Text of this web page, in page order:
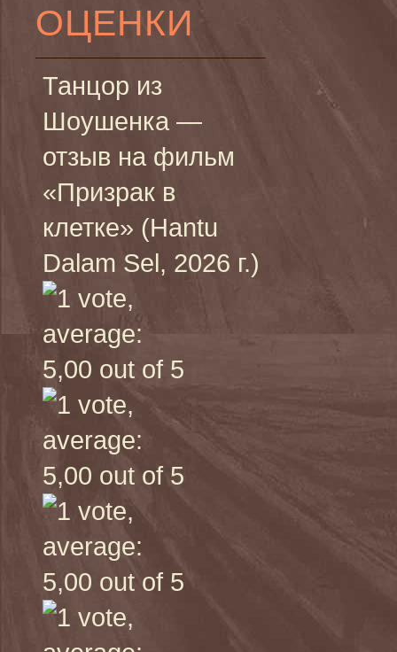
ОЦЕНКИ
Танцор из
Шоушенка —
отзыв на фильм
«Призрак в
клетке» (Hantu
Dalam Sel, 2026 г.)